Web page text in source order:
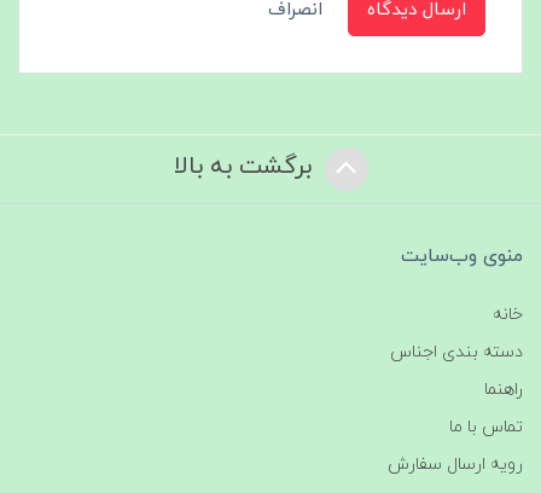
ارسال دیدگاه انصراف
برگشت به بالا
منوی وب‌سایت
خانه
دسته بندی اجناس
راهنما
تماس با ما
رویه ارسال سفارش